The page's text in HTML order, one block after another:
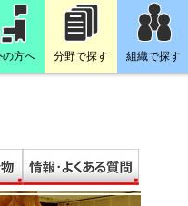
の方へ 分野で探す 組織で探す